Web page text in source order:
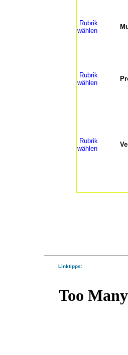
Rubrik
wählen
Rubrik
wählen
Rubrik
wählen
Linktipps: